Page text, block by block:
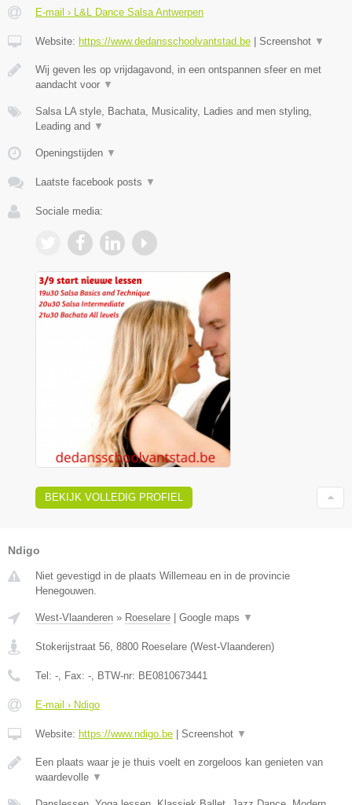
E-mail › L&L Dance Salsa Antwerpen
Website: https://www.dedansschoolvantstad.be | Screenshot ▼
Wij geven les op vrijdagavond, in een ontspannen sfeer en met
aandacht voor ▼
Salsa LA style, Bachata, Musicality, Ladies and men styling,
Leading and ▼
Openingstijden ▼
Laatste facebook posts ▼
Sociale media:
BEKIJK VOLLEDIG PROFIEL
Ndigo
Niet gevestigd in de plaats Willemeau en in de provincie
Henegouwen.
West-Vlaanderen » Roeselare | Google maps ▼
Stokerijstraat 56 8800 Roeselare (West-Vlaanderen)
Tel: - , Fax: - , BTW-nr: BE0810673441
E-mail › Ndigo
Website: https://www.ndigo.be | Screenshot ▼
Een plaats waar je je thuis voelt en zorgeloos kan genieten van
waardevolle ▼